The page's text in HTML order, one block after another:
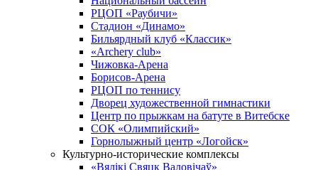
РЦОП «Раубичи»
Стадион «Динамо»
Бильярдный клуб «Классик»
«Archery club»
Чижовка-Арена
Борисов-Арена
РЦОП по теннису
Дворец художественной гимнастики
Центр по прыжкам на батуте в Витебске
СОК «Олимпийский»
Горнолыжный центр «Логойск»
Культурно-исторические комплексы
«Вялікі Свяцк Валовічаў»